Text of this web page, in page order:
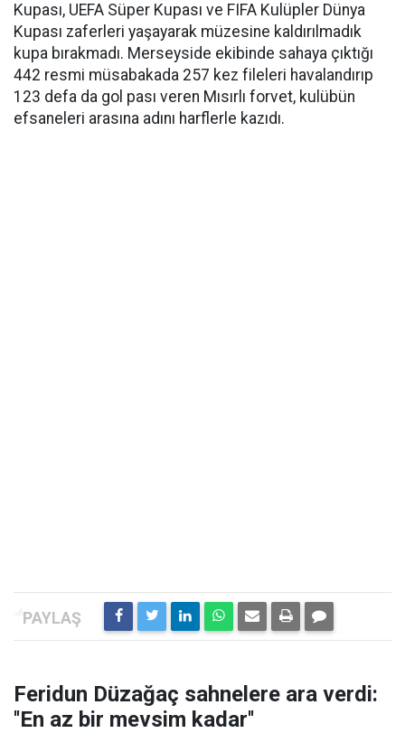
Kupası, UEFA Süper Kupası ve FIFA Kulüpler Dünya
Kupası zaferleri yaşayarak müzesine kaldırılmadık
kupa bırakmadı. Merseyside ekibinde sahaya çıktığı
442 resmi müsabakada 257 kez fileleri havalandırıp
123 defa da gol pası veren Mısırlı forvet, kulübün
efsaneleri arasına adını harflerle kazıdı.
Feridun Düzağaç sahnelere ara verdi:
''En az bir mevsim kadar''